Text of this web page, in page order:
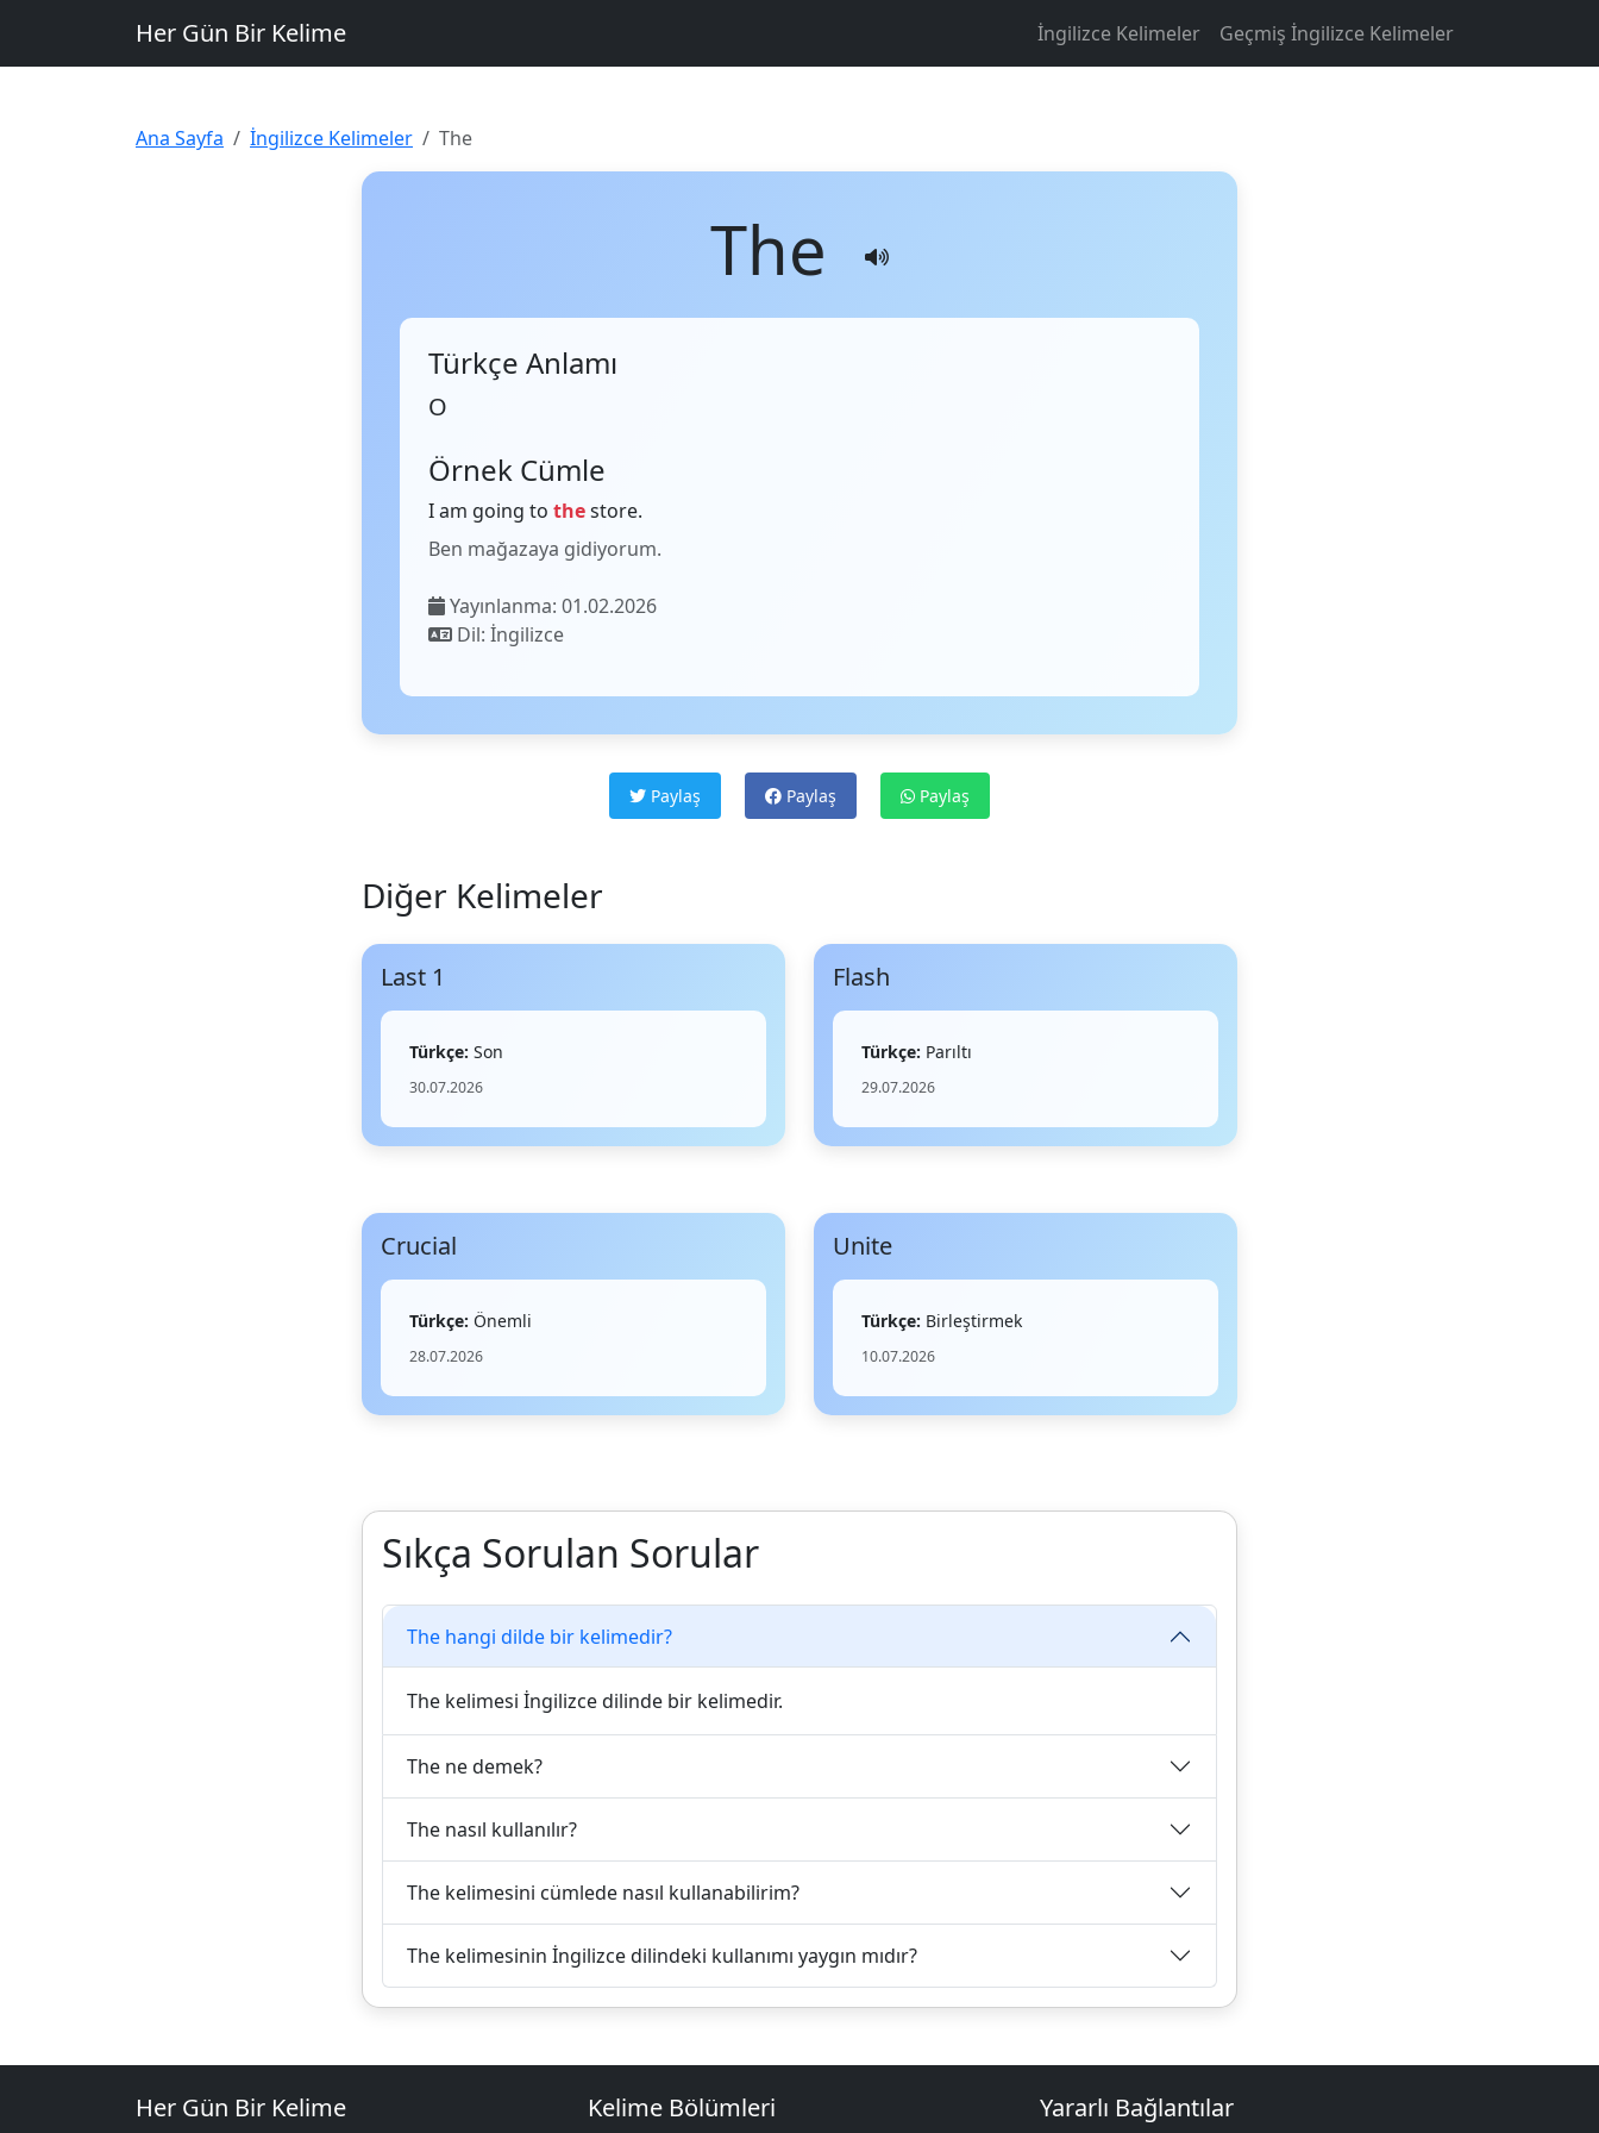
Her Gün Bir Kelime İngilizce Kelimeler Geçmiş İngilizce Kelimeler
Ana Sayfa İngilizce Kelimeler The
The
Türkçe Anlamı
O
Örnek Cümle
I am going to thestore.
Ben mağazaya gidiyorum.
Yayınlanma: 01.02.2026
Dil: İngilizce
Paylaş Paylaş Paylaş
Diğer Kelimeler
Last 1
Türkçe: Son
30.07.2026
Flash
Türkçe: Parıltı
29.07.2026
Crucial
Türkçe: Önemli
28.07.2026
Unite
Türkçe: Birleştirmek
10.07.2026
Sıkça Sorulan Sorular
The hangi dilde bir kelimedir?
The kelimesi İngilizce dilinde bir kelimedir.
The ne demek?
The nasıl kullanılır?
The kelimesini cümlede nasıl kullanabilirim?
The kelimesinin İngilizce dilindeki kullanımı yaygın mıdır?
Her Gün Bir Kelime Kelime Bölümleri Yararlı Bağlantılar